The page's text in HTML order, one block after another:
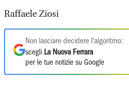
Raffaele Ziosi
Non lasciare decidere l'algoritmo:
scegli La Nuova Ferrara
per le tue notizie su Google